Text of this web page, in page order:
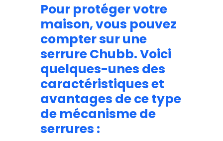
Pour protéger votre
maison, vous pouvez
compter sur une
serrure Chubb. Voici
quelques-unes des
caractéristiques et
avantages de ce type
de mécanisme de
serrures :